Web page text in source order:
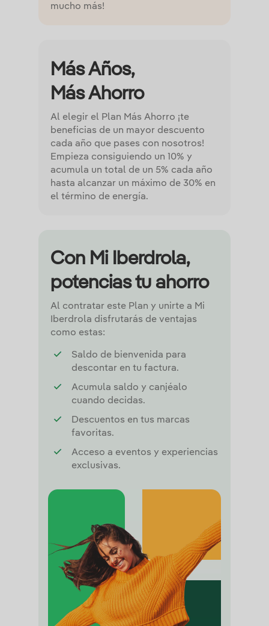
mucho más!
Más Años,
Más Ahorro
Al elegir el Plan Más Ahorro ¡te
beneficias de un mayor descuento
cada año que pases con nosotros!
Empieza consiguiendo un 10% y
acumula un total de un 5% cada año
hasta alcanzar un máximo de 30% en
el término de energía.
Con Mi Iberdrola,
potencias tu ahorro
Al contratar este Plan y unirte a Mi
Iberdrola disfrutarás de ventajas
como estas:
Saldo de bienvenida para
descontar en tu factura.
Acumula saldo y canjéalo
cuando decidas.
Descuentos en tus marcas
favoritas.
Acceso a eventos y experiencias
exclusivas.